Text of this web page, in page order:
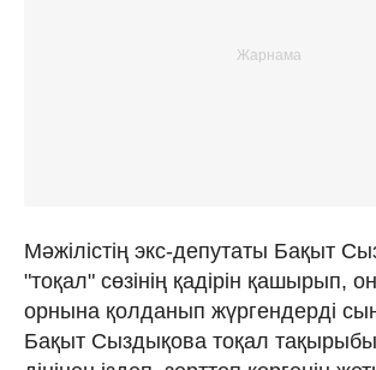
Мәжілістің экс-депутаты Бақыт
"тоқал" сөзінің қадірін қашырып,
орнына қолданып жүргендерді
Бақыт Сыздықова тоқал